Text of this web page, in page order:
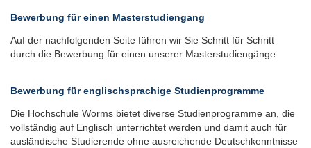
Bewerbung für einen Masterstudiengang
Auf der nachfolgenden Seite führen wir Sie Schritt für Schritt
durch die Bewerbung für einen unserer Masterstudiengänge
Bewerbung für englischsprachige Studienprogramme
Die Hochschule Worms bietet diverse Studienprogramme an, die
vollständig auf Englisch unterrichtet werden und damit auch für
ausländische Studierende ohne ausreichende Deutschkenntnisse